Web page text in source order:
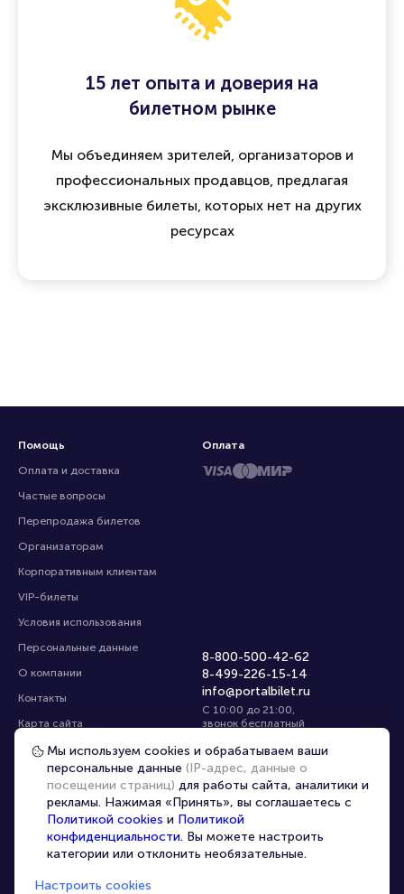
15 лет опыта и доверия на
билетном рынке
Мы объединяем зрителей, организаторов и
профессиональных продавцов, предлагая
эксклюзивные билеты, которых нет на других
ресурсах
Помощь
Оплата и доставка
Частые вопросы
Перепродажа билетов
Организаторам
Корпоративным клиентам
VIP-билеты
Условия использования
Персональные данные
О компании
Контакты
Карта сайта
Управление cookies
8-800-500-42-62
8-499-226-15-14
info@portalbilet.ru
С 10:00 до 21:00,
звонок бесплатный
Все площадки
Оплата
Главная | Электросталь
© 2020 - 2026
Мы используем cookies и обрабатываем ваши
персональные данные (IP-адрес, данные о
посещении страниц) для работы сайта, аналитики и
рекламы. Нажимая «Принять», вы соглашаетесь с
Политикой cookies и Политикой
конфиденциальности. Вы можете настроить
категории или отклонить необязательные.
Настроить cookies